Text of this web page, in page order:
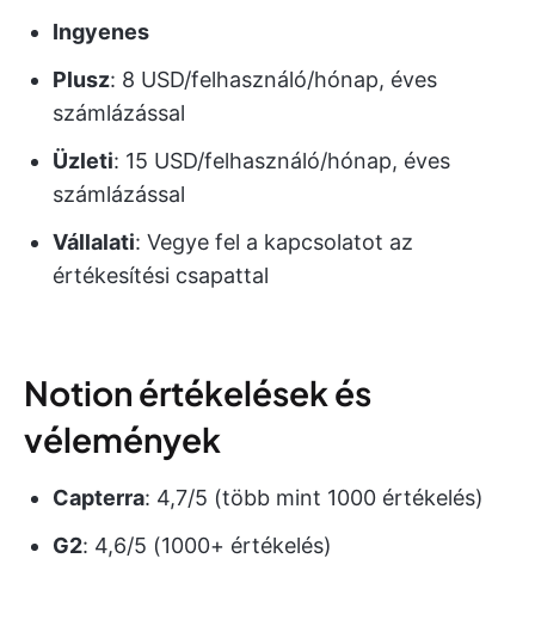
Ingyenes
Plusz: 8 USD/felhasználó/hónap, éves
számlázással
Üzleti: 15 USD/felhasználó/hónap, éves
számlázással
Vállalati: Vegye fel a kapcsolatot az
értékesítési csapattal
Notion értékelések és
vélemények
Capterra: 4,7/5 (több mint 1000 értékelés)
G2: 4,6/5 (1000+ értékelés)